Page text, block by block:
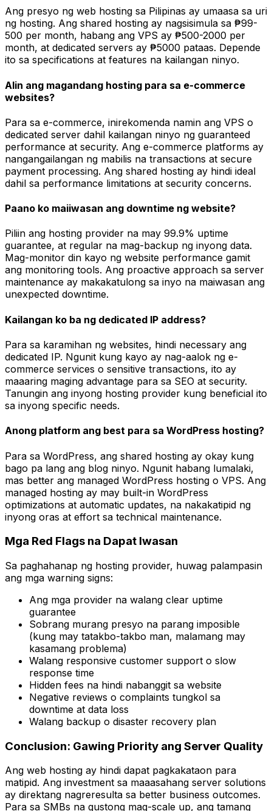
Ang presyo ng web hosting sa Pilipinas ay umaasa sa uri
ng hosting. Ang shared hosting ay nagsisimula sa ₱99-
500 per month, habang ang VPS ay ₱500-2000 per
month, at dedicated servers ay ₱5000 pataas. Depende
ito sa specifications at features na kailangan ninyo.
Alin ang magandang hosting para sa e-commerce
websites?
Para sa e-commerce, inirekomenda namin ang VPS o
dedicated server dahil kailangan ninyo ng guaranteed
performance at security. Ang e-commerce platforms ay
nangangailangan ng mabilis na transactions at secure
payment processing. Ang shared hosting ay hindi ideal
dahil sa performance limitations at security concerns.
Paano ko maiiwasan ang downtime ng website?
Piliin ang hosting provider na may 99.9% uptime
guarantee, at regular na mag-backup ng inyong data.
Mag-monitor din kayo ng website performance gamit
ang monitoring tools. Ang proactive approach sa server
maintenance ay makakatulong sa inyo na maiwasan ang
unexpected downtime.
Kailangan ko ba ng dedicated IP address?
Para sa karamihan ng websites, hindi necessary ang
dedicated IP. Ngunit kung kayo ay nag-aalok ng e-
commerce services o sensitive transactions, ito ay
maaaring maging advantage para sa SEO at security.
Tanungin ang inyong hosting provider kung beneficial ito
sa inyong specific needs.
Anong platform ang best para sa WordPress hosting?
Para sa WordPress, ang shared hosting ay okay kung
bago pa lang ang blog ninyo. Ngunit habang lumalaki,
mas better ang managed WordPress hosting o VPS. Ang
managed hosting ay may built-in WordPress
optimizations at automatic updates, na nakakatipid ng
inyong oras at effort sa technical maintenance.
Mga Red Flags na Dapat Iwasan
Sa paghahanap ng hosting provider, huwag palampasin
ang mga warning signs:
Ang mga provider na walang clear uptime
guarantee
Sobrang murang presyo na parang imposible
(kung may tatakbo-takbo man, malamang may
kasamang problema)
Walang responsive customer support o slow
response time
Hidden fees na hindi nabanggit sa website
Negative reviews o complaints tungkol sa
downtime at data loss
Walang backup o disaster recovery plan
Conclusion: Gawing Priority ang Server Quality
Ang web hosting ay hindi dapat pagkakataon para
matipid. Ang investment sa maaasahang server solutions
ay direktang nagreresulta sa better business outcomes.
Para sa SMBs na gustong mag-scale up, ang tamang